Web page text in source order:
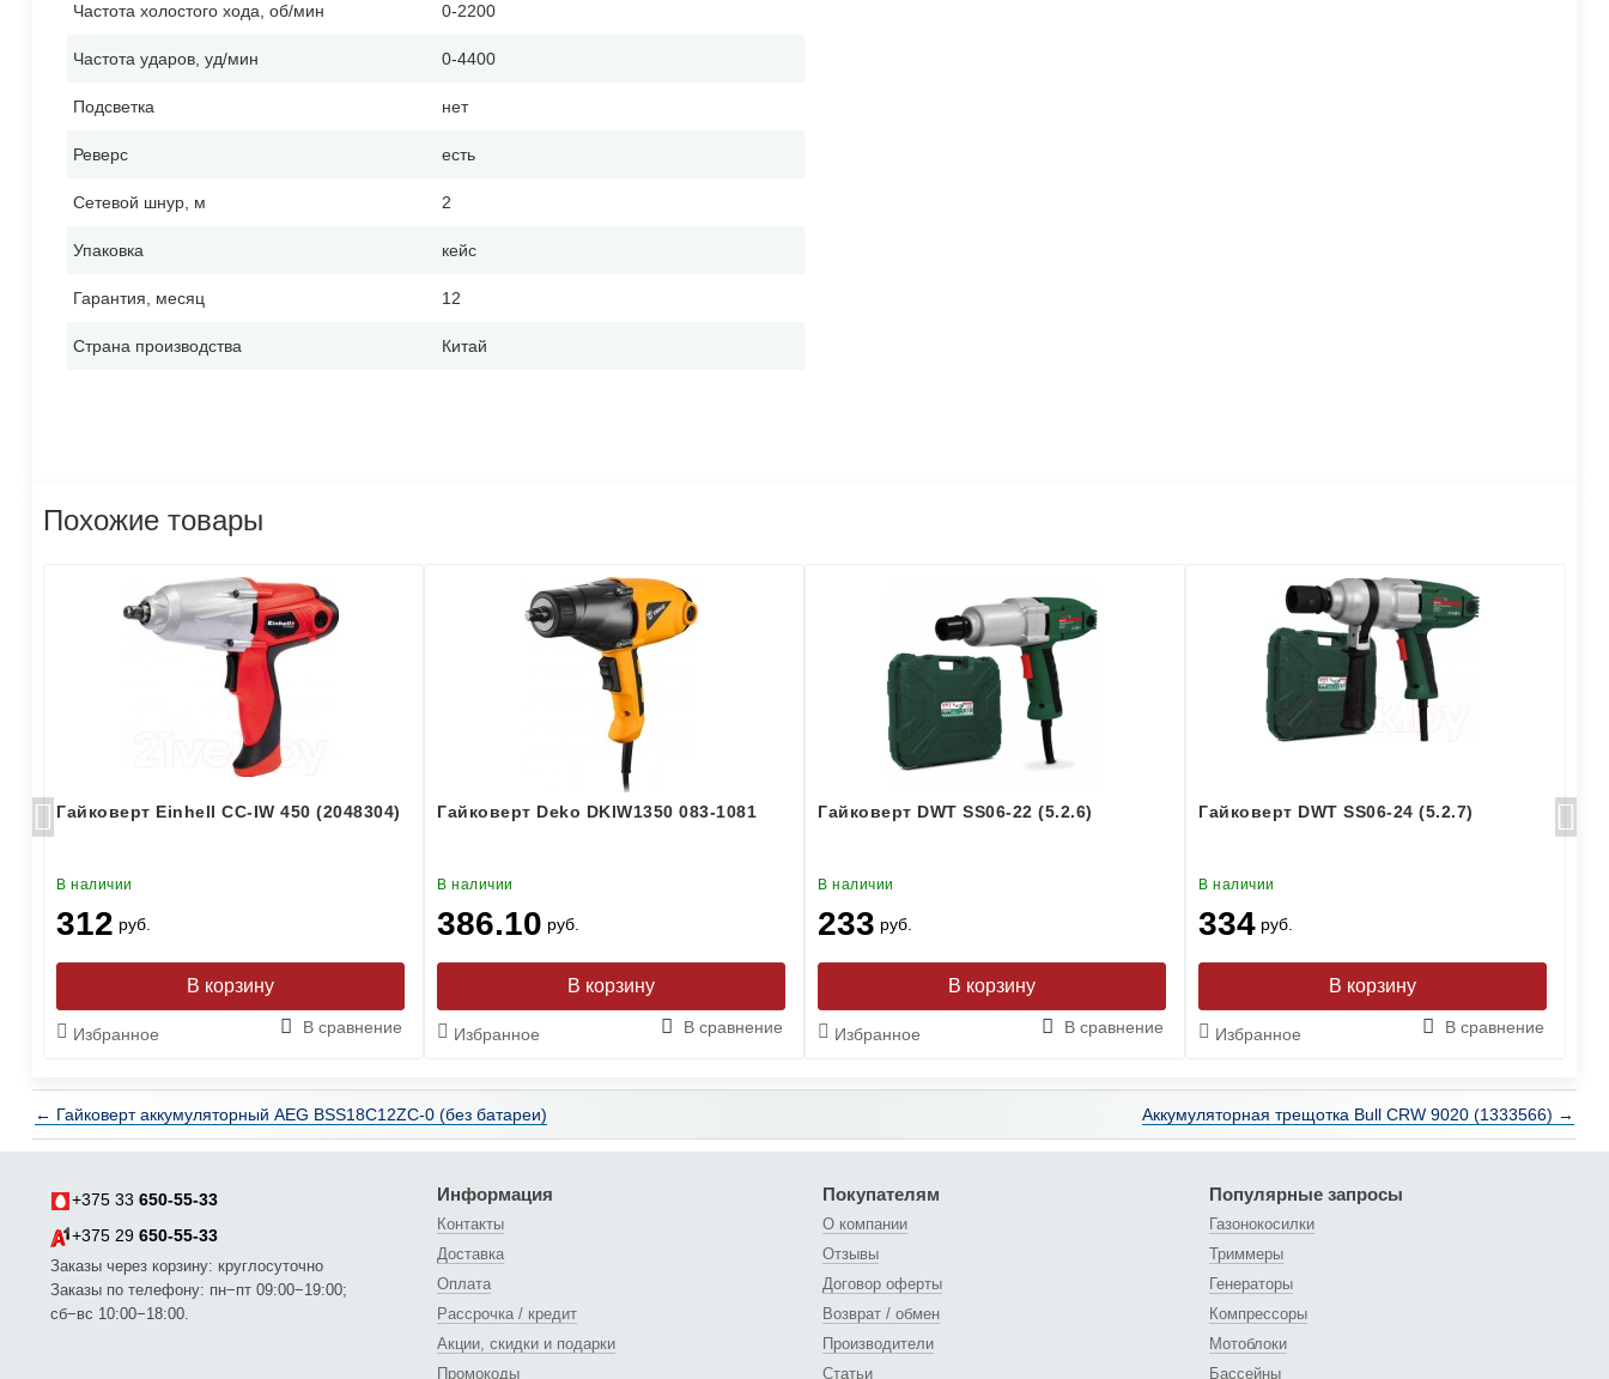
Частота холостого хода, об/мин 0-2200
Частота ударов, уд/мин 0-4400
Подсветка нет
Реверс есть
Сетевой шнур, м 2
Упаковка кейс
Гарантия, месяц 12
Страна производства Китай
Похожие товары
Гайковерт Einhell CC-IW 450 (2048304)
В наличии
312 руб.
Избранное В сравнение
Гайковерт Deko DKIW1350 083-1081
В наличии
386.10 руб.
Избранное В сравнение
Гайковерт DWT SS06-22 (5.2.6)
В наличии
233 руб.
Избранное В сравнение
Гайковерт DWT SS06-24 (5.2.7)
В наличии
334 руб.
Избранное В сравнение
← Гайковерт аккумуляторный AEG BSS18C12ZC-0 (без батареи) Аккумуляторная трещотка Bull CRW 9020 (1333566) →
+375 33 650-55-33
+375 29 650-55-33
Заказы через корзину: круглосуточно
Заказы по телефону: пн−пт 09:00−19:00;
сб−вс 10:00−18:00.
Информация
Контакты
Доставка
Оплата
Рассрочка / кредит
Акции, скидки и подарки
Промокоды
Покупателям
О компании
Отзывы
Договор оферты
Возврат / обмен
Производители
Статьи
Популярные запросы
Газонокосилки
Триммеры
Генераторы
Компрессоры
Мотоблоки
Бассейны